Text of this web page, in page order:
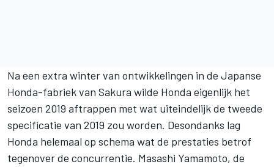
Na een extra winter van ontwikkelingen in de Japanse
Honda-fabriek van Sakura wilde Honda eigenlijk het
seizoen 2019 aftrappen met wat uiteindelijk de tweede
specificatie van 2019 zou worden. Desondanks lag
Honda helemaal op schema wat de prestaties betrof
tegenover de concurrentie. Masashi Yamamoto, de